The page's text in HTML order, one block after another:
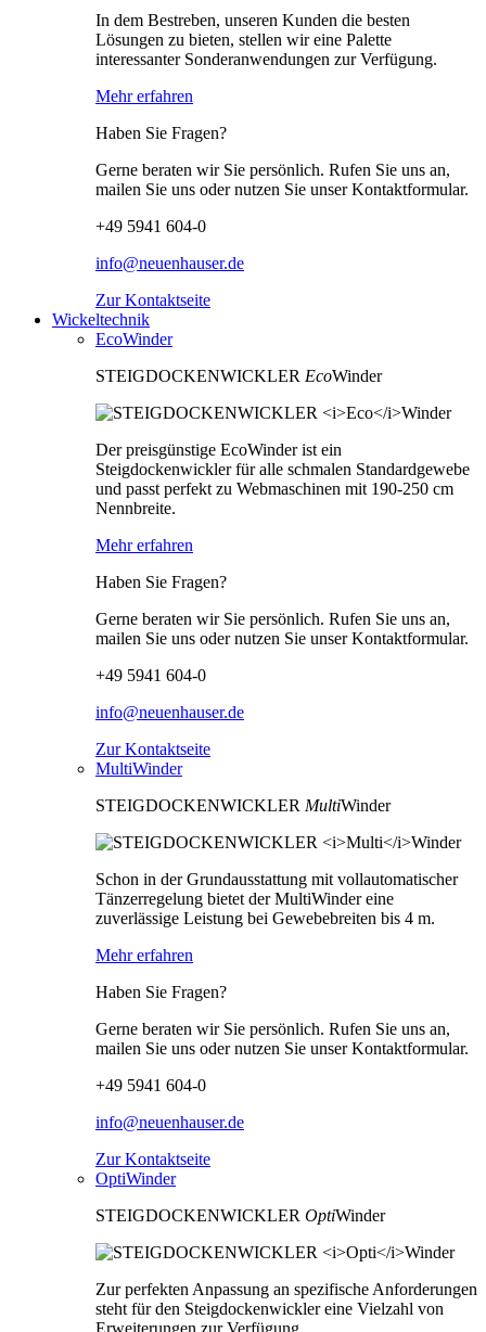
In dem Bestreben, unseren Kunden die besten
Lösungen zu bieten, stellen wir eine Palette
interessanter Sonderanwendungen zur Verfügung.
Mehr erfahren
Haben Sie Fragen?
Gerne beraten wir Sie persönlich. Rufen Sie uns an,
mailen Sie uns oder nutzen Sie unser Kontaktformular.
+49 5941 604-0
info@neuenhauser.de
Zur Kontaktseite
Wickeltechnik
EcoWinder
STEIGDOCKENWICKLER EcoWinder
Der preisgünstige EcoWinder ist ein
Steigdockenwickler für alle schmalen Standardgewebe
und passt perfekt zu Webmaschinen mit 190-250 cm
Nennbreite.
Mehr erfahren
Haben Sie Fragen?
Gerne beraten wir Sie persönlich. Rufen Sie uns an,
mailen Sie uns oder nutzen Sie unser Kontaktformular.
+49 5941 604-0
info@neuenhauser.de
Zur Kontaktseite
MultiWinder
STEIGDOCKENWICKLER MultiWinder
Schon in der Grundausstattung mit vollautomatischer
Tänzerregelung bietet der MultiWinder eine
zuverlässige Leistung bei Gewebebreiten bis 4 m.
Mehr erfahren
Haben Sie Fragen?
Gerne beraten wir Sie persönlich. Rufen Sie uns an,
mailen Sie uns oder nutzen Sie unser Kontaktformular.
+49 5941 604-0
info@neuenhauser.de
Zur Kontaktseite
OptiWinder
STEIGDOCKENWICKLER OptiWinder
Zur perfekten Anpassung an spezifische Anforderungen
steht für den Steigdockenwickler eine Vielzahl von
Erweiterungen zur Verfügung.